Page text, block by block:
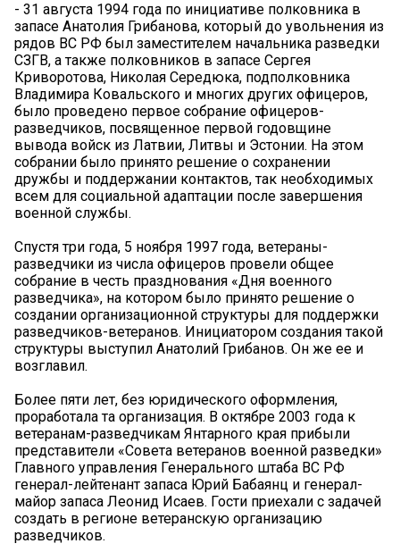
- 31 августа 1994 года по инициативе полковника в
запасе Анатолия Грибанова, который до увольнения из
рядов ВС РФ был заместителем начальника разведки
СЗГВ, а также полковников в запасе Сергея
Криворотова, Николая Середюка, подполковника
Владимира Ковальского и многих других офицеров,
было проведено первое собрание офицеров-
разведчиков, посвященное первой годовщине
вывода войск из Латвии, Литвы и Эстонии. На этом
собрании было принято решение о сохранении
дружбы и поддержании контактов, так необходимых
всем для социальной адаптации после завершения
военной службы.
Спустя три года, 5 ноября 1997 года, ветераны-
разведчики из числа офицеров провели общее
собрание в честь празднования «Дня военного
разведчика», на котором было принято решение о
создании организационной структуры для поддержки
разведчиков-ветеранов. Инициатором создания такой
структуры выступил Анатолий Грибанов. Он же ее и
возглавил.
Более пяти лет, без юридического оформления,
проработала та организация. В октябре 2003 года к
ветеранам-разведчикам Янтарного края прибыли
представители «Совета ветеранов военной разведки»
Главного управления Генерального штаба ВС РФ
генерал-лейтенант запаса Юрий Бабаянц и генерал-
майор запаса Леонид Исаев. Гости приехали с задачей
создать в регионе ветеранскую организацию
разведчиков.